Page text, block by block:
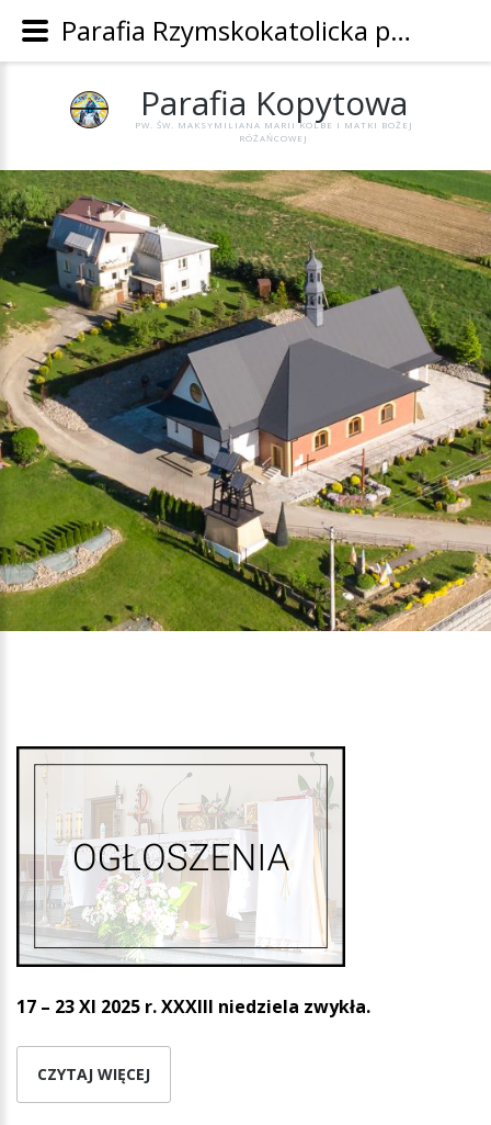
Parafia Kopytowa
PW. ŚW. MAKSYMILIANA MARII KOLBE I MATKI BOŻEJ
RÓŻAŃCOWEJ
17 – 23 XI 2025 r. XXXIII niedziela zwykła.
CZYTAJ WIĘCEJ
Parafia Rzymskokatolicka pw. Św. Maksymiliana Marii Kolbe i Matki Bożej Różańcowej w Kopytowej - Parafia Kopytowa